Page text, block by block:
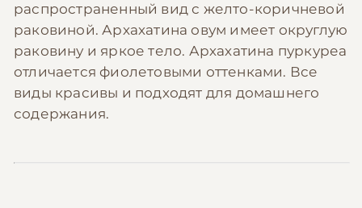
распространенный вид с желто-коричневой
раковиной. Архахатина овум имеет округлую
раковину и яркое тело. Архахатина пуркуреа
отличается фиолетовыми оттенками. Все
виды красивы и подходят для домашнего
содержания.